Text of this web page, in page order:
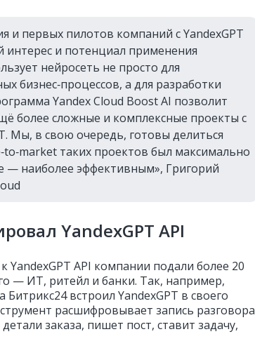
и первых пилотов компаний с YandexGPT
и потенциал применения
нейросеть не просто для
бизнес‑процессов, а для разработки
Yandex Cloud Boost AI позволит
более сложные и комплексные проекты с
Мы, в свою очередь, готовы делиться
таких проектов был максимально
— наиболее эффективным», Григорий
YandexGPT API
YandexGPT API компании подали более 20
— ИТ, ритейл и банки. Так, например,
Битрикс24 встроил YandexGPT в своего
расшифровывает запись разговора
заказа, пишет пост, ставит задачу,